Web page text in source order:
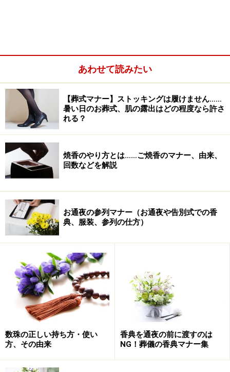
さ」、小風呂敷状で包むタイプの「小風呂敷(手ふく
さ)」、小風呂敷状に爪がついた「爪付きふくさ」、切手
盆とセットになった「台付きふくさ」、金封を挟み入れ
る財布状の「金封ふくさ（ポケットふくさ・挟みふく
さ）」などがあります。
「掛けふくさ」は最も格式が高くなり、現代では結納品
の贈答によく使われます。普段は見かけることは少なく
なりましたが、改まったシーンやお布施等をを包んでお
渡しする際に利用するとより丁寧な印象になります。掛
けふくさの四方角の房は、慶事の際は金色で亀房を、弔
事の際は「銀鼠」と呼ばれる濃いグレーで平房が用いら
結婚式、通夜、葬儀・告別式、法要参列時など、日常使
いするふくさについては、使い勝手を考えて選びましょ
う。最近は手軽に使えて色や柄も豊富な「金封ふくさ(ポ
ケットふくさ・挟みふくさ)」が人気です。
尚、ふくさは「袱紗」「帛紗」と書きますが、厳密には
「袱紗」は掛けふくさのことを、「帛紗」は「小風呂
あわせて読みたい
【葬式マナー】ストッキングは履けません……
暑い日のお葬式、肌の露出はどの程度なら許さ
れる？
焼香のやり方とは……ご焼香のマナー、由来、
回数などを解説
お通夜の参列マナー（お通夜や告別式での香
典、服装、参列の仕方）
数珠の正しい持ち方・使い
方、その由来
香典を通夜の前に渡すのは
NG！葬儀の香典マナー集